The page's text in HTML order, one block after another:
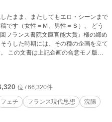
いな……。無論私は初めのおばさんの
い勝ちなんですけどね） それで
。
たまま、またしてもエロ・シーンまで
す（女性＝Ｍ、男性＝Ｓ）。 どう
うした時期には、その種の企画を立て
ス
凌辱モノです。責め殺されたサブ・ヒ
君や小川純君のラストシーン同様
が、「ヘヘヘッ、この身体、まだまだ
、俺たちゃ死体隠しにきたんだぞっ。
すんじゃねぇよ」、などと演っていま
は使い廻しせず、凌辱版、合意版それ
位 / 66,320件
フェチ フランス現代思想
浣腸